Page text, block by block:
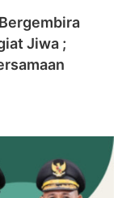
Jiwa ;